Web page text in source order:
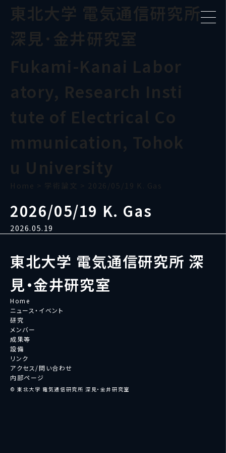
東北大学 電気通信研究所
深見･金井研究室
Fukami-Kanai Labor
atory, Research Insti
tute of Electrical Co
mmunication, Tohok
u University
Home > 学術論文 > 2026/05/19 K. Gas
2026/05/19 K. Gas
2026.05.19
東北大学 電気通信研究所 深
見・金井研究室
Home
ニュース・イベント
研究
メンバー
成果等
設備
リンク
アクセス/問い合わせ
内部ページ
© 東北大学 電気通信研究所 深見・金井研究室